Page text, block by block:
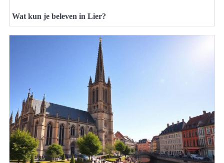
Wat kun je beleven in Lier?